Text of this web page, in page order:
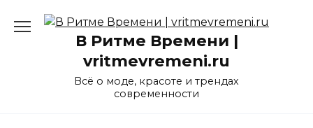
В Ритме Времени |
vritmevremeni.ru
Всё о моде, красоте и трендах
современности